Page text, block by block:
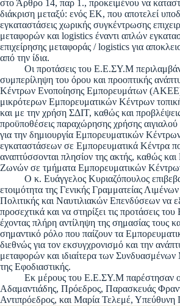
στο Άρθρο 14, παρ 1., προκειμένου να
διάκριση μεταξύ: ενός ΕΚ, που αποτελεί
εγκαταστάσεις χωρικής συγκέντρωσης
μεταφορών και logistics έναντι απλών
επιχείρησης μεταφοράς / logistics για
από την ίδια.
Οι προτάσεις του Ε.Ε.ΣΥ.Μ
συμπερίληψη του όρου και προοπτικής
Κέντρων Ενοποίησης Εμπορευμάτων
μικρότερων Εμπορευματικών Κέντρων
και με την χρήση ΣΔΙΤ, καθώς και
προϋποθέσεις παραχώρησης χρήσης αιγιαλού
για την δημιουργία Εμπορευματικών
εγκαταστάσεων σε Εμπορευματικά Κέντρα
αναπτύσσονται πλησίον της ακτής, καθώς
Ζωνών σε τμήματα Εμπορευματικών
Ο κ. Ευάγγελος Κυριαζόπουλος
ετοιμότητα της Γενικής Γραμματείας
Πολιτικής και Ναυτιλιακών Επενδύσεων να
προσεχτικά και να στηρίξει τις προτάσεις
έχοντας πλήρη αντίληψη της σημασίας τους
σημαντικό ρόλο που παίζουν τα
διεθνώς για τον εκσυγχρονισμό και την
μεταφορών και ιδιαίτερα των
της Εφοδιαστικής.
Εκ μέρους του Ε.Ε.ΣΥ.Μ παρέστησαν
Αδαμαντιάδης, Πρόεδρος, Παρασκευάς
Αντιπρόεδρος, και Μαρία Τελεμέ, Υπεύθυνη